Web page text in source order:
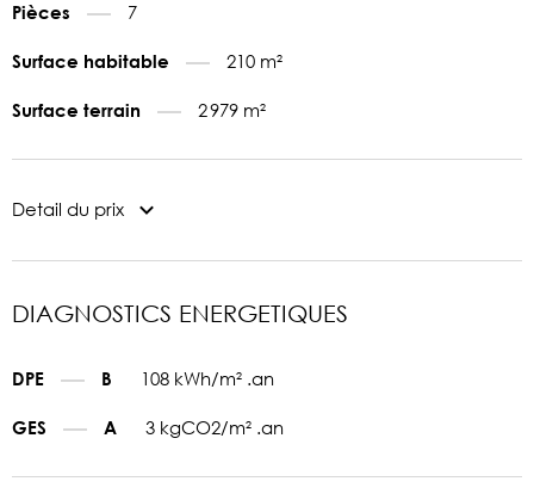
Pièces 7
Surface habitable 210 m²
Surface terrain 2 979 m²
Detail du prix
DIAGNOSTICS ENERGETIQUES
DPE B 108 kWh/m² .an
GES A 3 kgCO2/m² .an